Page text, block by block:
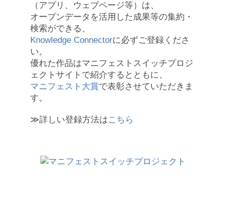
（アプリ、ウェブページ等）は、
オープンデータを活用した成果等の集約・
検索ができる、
Knowledge Connectorに必ずご登録くださ
い。
優れた作品はマニフェストスイッチプロジ
ェクトサイトで紹介するとともに、
マニフェスト大賞で表彰させていただきま
す。
≫詳しい登録方法はこちら